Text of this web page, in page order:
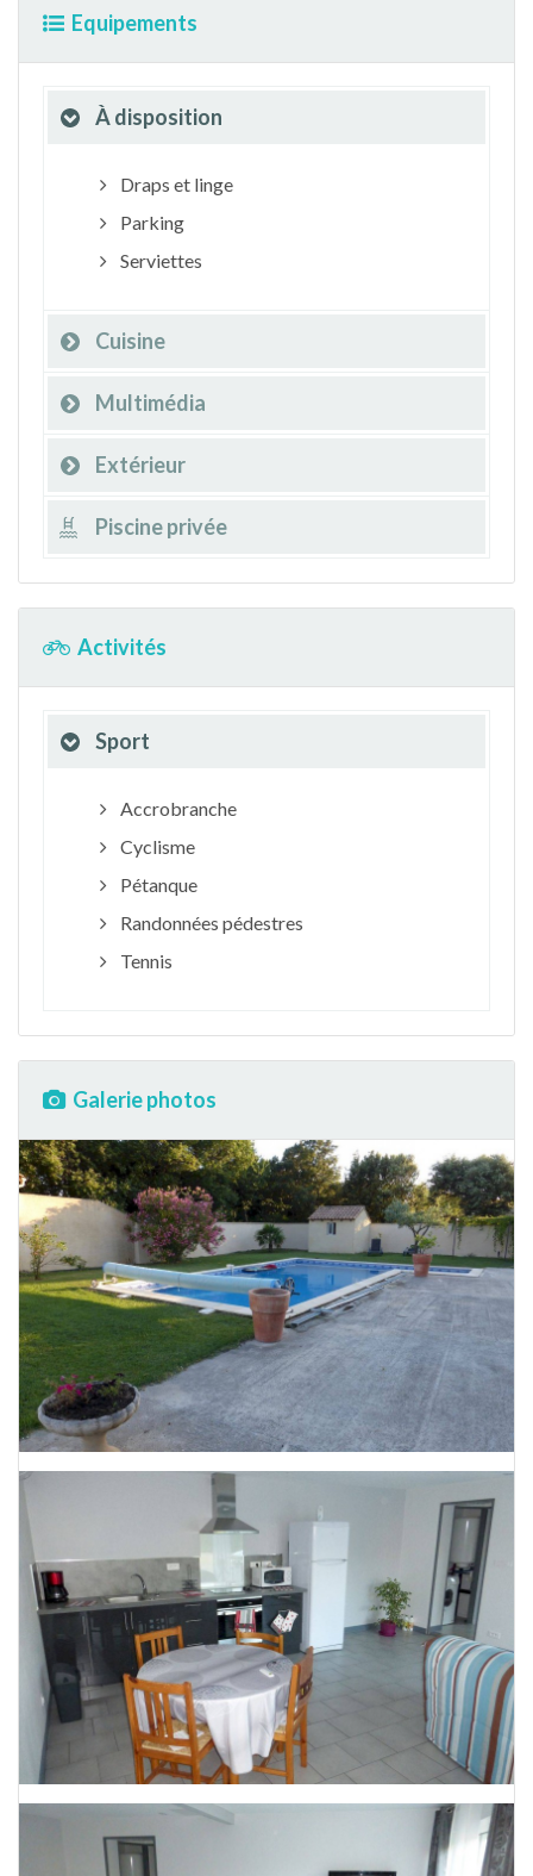
Equipements
À disposition
Draps et linge
Parking
Serviettes
Cuisine
Multimédia
Extérieur
Piscine privée
Activités
Sport
Accrobranche
Cyclisme
Pétanque
Randonnées pédestres
Tennis
Galerie photos